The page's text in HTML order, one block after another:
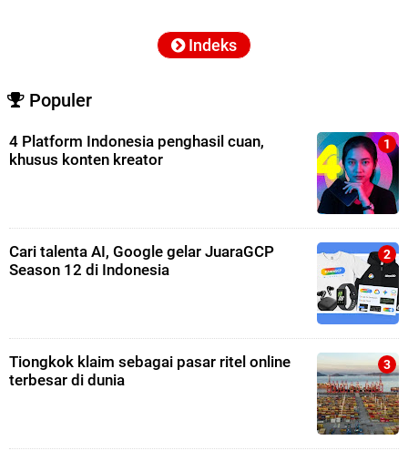
Indeks
Populer
4 Platform Indonesia penghasil cuan,
khusus konten kreator
Cari talenta AI, Google gelar JuaraGCP
Season 12 di Indonesia
Tiongkok klaim sebagai pasar ritel online
terbesar di dunia